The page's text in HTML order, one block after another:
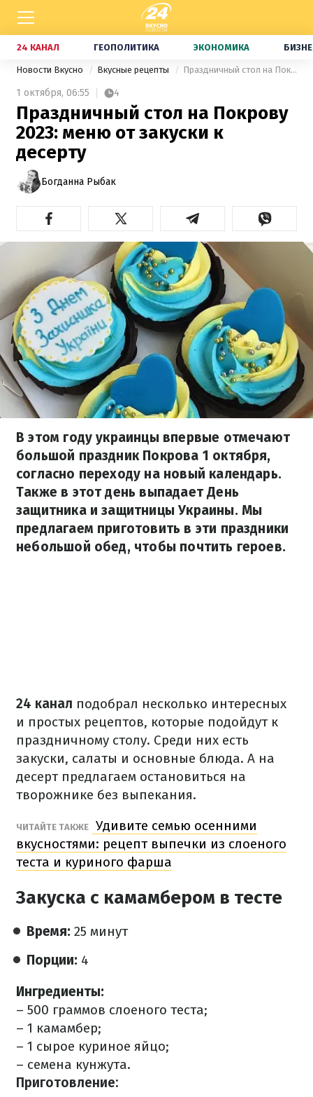
24 КАНАЛ ГЕОПОЛИТИКА ЭКОНОМИКА
Новости Вкусно Вкусные рецепты Праздничный стол на Покрову 2023: меню от закуски к десерту
1 октября, 06:55 4
Праздничный стол на Покрову
2023: меню от закуски к
десерту
Богданна Рыбак
В этом году украинцы впервые отмечают
большой праздник Покрова 1 октября,
согласно переходу на новый календарь.
Также в этот день выпадает День
защитника и защитницы Украины. Мы
предлагаем приготовить в эти праздники
небольшой обед, чтобы почтить героев.
24 канал подобрал несколько интересных
и простых рецептов, которые подойдут к
праздничному столу. Среди них есть
закуски, салаты и основные блюда. А на
десерт предлагаем остановиться на
творожнике без выпекания.
ЧИТАЙТЕ ТАКЖЕ
Удивите семью осенними
вкусностями: рецепт выпечки из слоеного
теста и куриного фарша
Закуска с камамбером в тесте
Время: 25 минут
Порции: 4
Ингредиенты:
– 500 граммов слоеного теста;
– 1 камамбер;
– 1 сырое куриное яйцо;
– семена кунжута.
Приготовление: